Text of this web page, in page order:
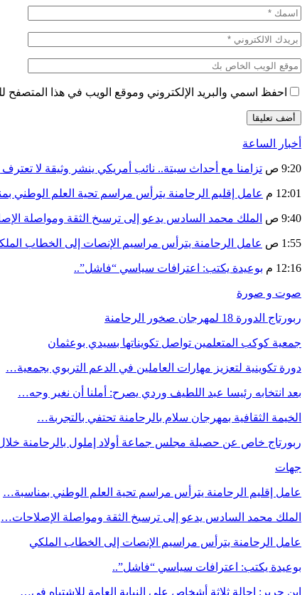
احفظ اسمي والبريد الإلكتروني وموقع الويب في هذا المتصفح
أخبار الساعة
9:20 ص تزامنا مع أحداث سبتة.. نائب أمريكي ينشر وثيقة لا
12:01 م عامل إقليم الرحامنة يترأس مراسم تحية العلم الوطني
9:40 ص الملك محمد السادس يدعو إلى ترسيخ الثقة ومواصلة
1:55 ص عامل الرحامنة يترأس مراسيم الإنصات إلى الخطاب
12:16 م بوعيدة يكتب: اعترافات سياسي “فاشل”..
صوت و صورة
ربورتاج الدورة 18 لمهرجان صخور الرحامنة
جمعية كوكب المتعلمين تواصل تكويناتها بسيدي بوعثمان
دورة تكوينية لتعزيز مهارات العاملين في الدعم التربوي بجمعية…
بعد انتخابه رئيسا عبد اللطيف وردي يصرح: أملنا أن نغير وجه…
الخيمة الثقافية بمهرجان سلام بالرحامنة تحتفي بالتجربة…
ربورتاج خاص عن حصيلة مجلس جماعة أولاد إملول بالرحامنة خلال
جهات
عامل إقليم الرحامنة يترأس مراسم تحية العلم الوطني بمناسبة…
الملك محمد السادس يدعو إلى ترسيخ الثقة ومواصلة الإصلاحات…
عامل الرحامنة يترأس مراسيم الإنصات إلى الخطاب الملكي
بوعيدة يكتب: اعترافات سياسي “فاشل”..
ابن جرير: إحالة ثلاثة أشخاص على النيابة العامة للاشتباه في…